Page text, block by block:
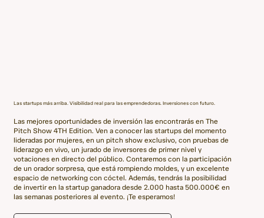
Las startups más arriba. Visibilidad real para las emprendedoras. Inversiones con futuro.
Las mejores oportunidades de inversión las encontrarás en The
Pitch Show 4TH Edition. Ven a conocer las startups del momento
lideradas por mujeres, en un pitch show exclusivo, con pruebas de
liderazgo en vivo, un jurado de inversores de primer nivel y
votaciones en directo del público. Contaremos con la participación
de un orador sorpresa, que está rompiendo moldes, y un excelente
espacio de networking con cóctel. Además, tendrás la posibilidad
de invertir en la startup ganadora desde 2.000 hasta 500.000€ en
las semanas posteriores al evento. ¡Te esperamos!